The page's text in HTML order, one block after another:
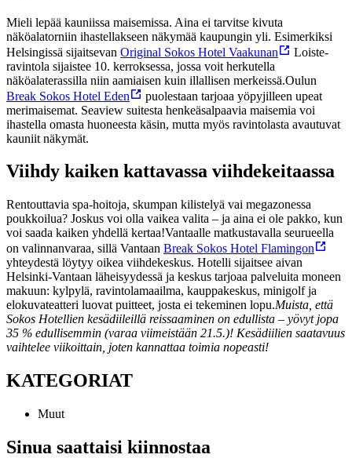
Mieli lepää kauniissa maisemissa. Aina ei tarvitse kivuta
näköalatorniin ihastellakseen näkymää kaupungin yli. Esimerkiksi
Helsingissä sijaitsevan Original Sokos Hotel Vaakunan
Loiste-
ravintola sijaistee 10. kerroksessa, jossa voit herkutella
näköalaterassilla niin aamiaisen kuin illallisen merkeissä.Oulun
Break Sokos Hotel Eden
puolestaan tarjoaa yöpyjilleen upeat
merimaisemat. Seaview suitesta henkeäsalpaavia maisemia voi
ihastella omasta huoneesta käsin, mutta myös ravintolasta avautuvat
kauniit näkymät.
Viihdy kaiken kattavassa viihdekeitaassa
Rentouttavia spa-hoitoja, skumpan kilistelyä vai megazonessa
poukkoilua? Joskus voi olla vaikea valita – ja aina ei ole pakko, kun
voi saada kaiken yhdellä kertaa!Vantaalle matkustavalla seurueella
on valinnanvaraa, sillä Vantaan Break Sokos Hotel Flamingon
yhteydestä löytyy oikea viihdekeskus. Hotelli sijaitsee aivan
Helsinki-Vantaan läheisyydessä ja keskus tarjoaa palveluita moneen
makuun: kylpylä, ravintolamaailma, kauppakeskus, minigolf ja
elokuvateatteri luovat puitteet, josta ei tekeminen lopu.Muista, että
Sokos Hotellien kesädiileillä reissaaminen on edullista – yövyt jopa
35 % edullisemmin (varaa viimeistään 21.5.)! Kesädiilien saatavuus
vaihtelee viikoittain, joten kannattaa toimia nopeasti!
KATEGORIAT
Muut
Sinua saattaisi kiinnostaa